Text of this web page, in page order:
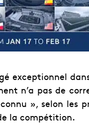
exceptionnel
n’a pas de
», selon les
la compétition.